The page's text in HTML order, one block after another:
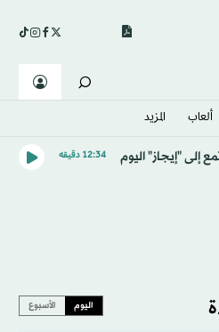
ألعاب المزيد
إلى "إيجاز" اليوم 12:34 دقيقه
اليوم الأسبوع